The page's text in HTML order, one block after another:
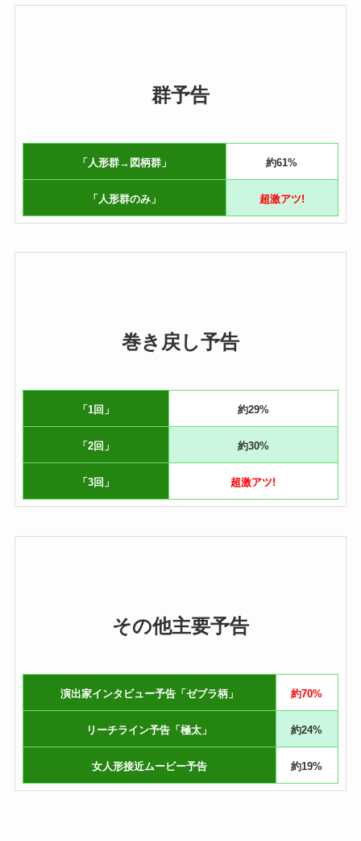
群予告
「人形群→図柄群」 約61%
「人形群のみ」 超激アツ!
巻き戻し予告
「1回」 約29%
「2回」 約30%
「3回」 超激アツ!
その他主要予告
演出家インタビュー予告「ゼブラ柄」 約70%
リーチライン予告「極太」 約24%
女人形接近ムービー予告 約19%